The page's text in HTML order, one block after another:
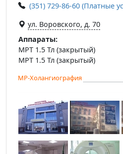
(351) 729-86-60 (Платные
ул. Воровского, д. 70
Аппараты:
МРТ 1.5 Тл (закрытый)
МРТ 1.5 Тл (закрытый)
МР-Холангиография